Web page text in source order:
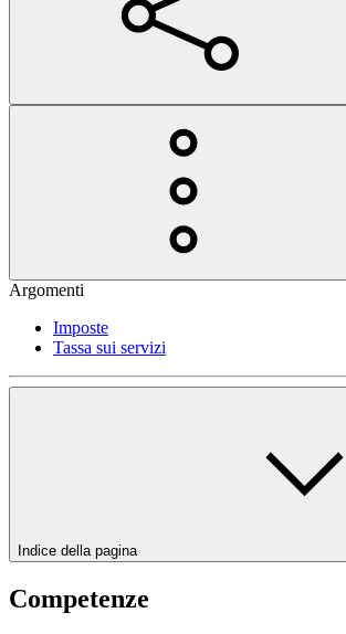
Argomenti
Imposte
Tassa sui servizi
Indice della pagina
Competenze